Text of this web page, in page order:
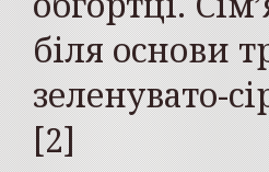
біля основи
зеленувато-
[2]